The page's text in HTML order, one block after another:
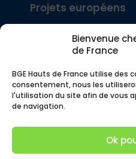
Bienvenue
de France
BGE Hauts de France utilise des
consentement, nous les
l'utilisation du site afin de vous
de navigation.
Ok
Projets européens
Interreg Europe –
Interreg FWV –
© BGE Hauts de
des Buisses 59000